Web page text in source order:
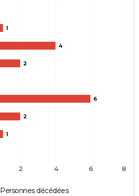
1
4
2
6
2
1
Personnes décédées
2 4 6 8